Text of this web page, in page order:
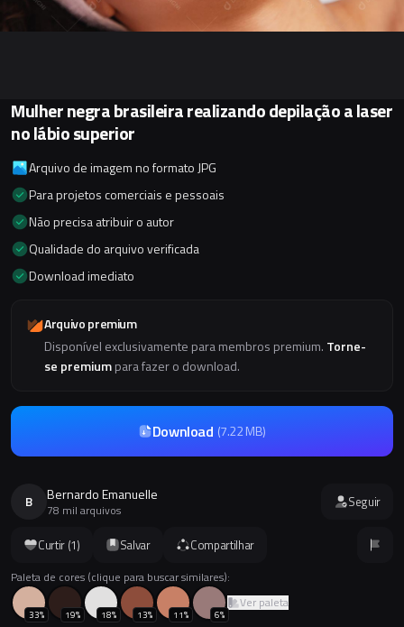
Curtir (1) Salvar Compartilhar
Paleta de cores (clique para buscar similares):
33% 19% 18% 13% 11% 6%
Ver paleta
Mulher negra brasileira realizando depilação a laser
no lábio superior
Arquivo de imagem no formato JPG
Para projetos comerciais e pessoais
Não precisa atribuir o autor
Qualidade do arquivo verificada
Download imediato
Arquivo premium
Disponível exclusivamente para membros premium. Torne-
se premiumpara fazer o download.
Download (7.22 MB)
B Bernardo Emanuelle
78 mil arquivos Seguir